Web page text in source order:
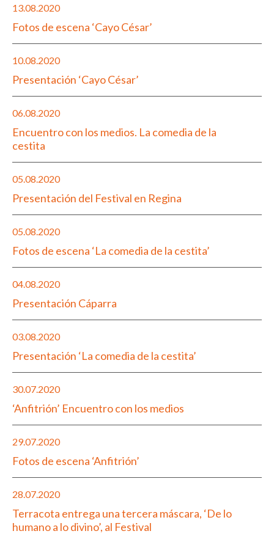
13.08.2020
Fotos de escena ‘Cayo César’
10.08.2020
Presentación ‘Cayo César’
06.08.2020
Encuentro con los medios. La comedia de la
cestita
05.08.2020
Presentación del Festival en Regina
05.08.2020
Fotos de escena ‘La comedia de la cestita’
04.08.2020
Presentación Cáparra
03.08.2020
Presentación ‘La comedia de la cestita’
30.07.2020
‘Anfitrión’ Encuentro con los medios
29.07.2020
Fotos de escena ‘Anfitrión’
28.07.2020
Terracota entrega una tercera máscara, ‘De lo
humano a lo divino’, al Festival